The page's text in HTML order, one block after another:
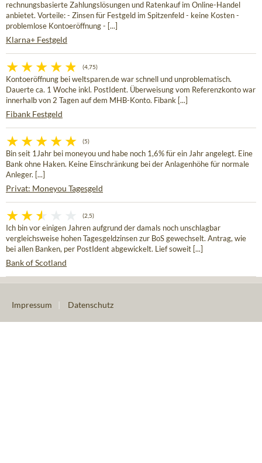
rechnungsbasierte Zahlungslösungen und Ratenkauf im Online-Handel
anbietet. Vorteile: - Zinsen für Festgeld im Spitzenfeld - keine Kosten -
problemlose Kontoeröffnung - [...]
Klarna+ Festgeld
(4,75)
Kontoeröffnung bei weltsparen.de war schnell und unproblematisch.
Dauerte ca. 1 Woche inkl. PostIdent. Überweisung vom Referenzkonto war
innerhalb von 2 Tagen auf dem MHB-Konto. Fibank [...]
Fibank Festgeld
(5)
Bin seit 1Jahr bei moneyou und habe noch 1,6% für ein Jahr angelegt. Eine
Bank ohne Haken. Keine Einschränkung bei der Anlagenhöhe für normale
Anleger. [...]
Privat: Moneyou Tagesgeld
(2,5)
Ich bin vor einigen Jahren aufgrund der damals noch unschlagbar
vergleichsweise hohen Tagesgeldzinsen zur BoS gewechselt. Antrag, wie
bei allen Banken, per PostIdent abgewickelt. Lief soweit [...]
Bank of Scotland
Impressum Datenschutz